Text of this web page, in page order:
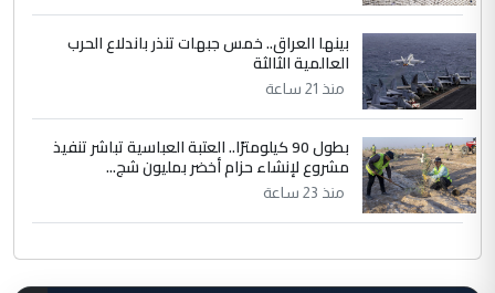
بينها العراق.. خمس جبهات تنذر باندلاع الحرب
العالمية الثالثة
منذ 21 ساعة
بطول 90 كيلومترًا.. العتبة العباسية تباشر تنفيذ
مشروع لإنشاء حزام أخضر بمليون شج...
منذ 23 ساعة